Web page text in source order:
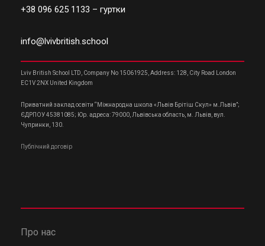
+38 096 625 1133 – гуртки
info@lvivbritish.school
Lviv British School LTD, Company No 15061925, Address: 128, City Road London
EC1V 2NX United Kingdom
Приватний заклад освіти “Міжнародна школа «Львів Брітіш Скул» м.Львів”;
ЄДРПОУ 45381085; Юр. адреса: 79000, Львівська область, м. Львів, вул.
Чупринки, 130.
Публічний договір
Про нас